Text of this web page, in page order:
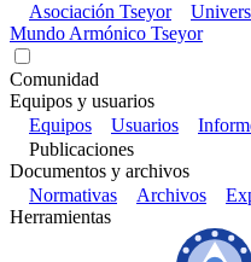
Asociación Tseyor
Mundo Armónico Tseyor
Comunidad
Equipos y usuarios
Equipos
Usuarios
Publicaciones
Documentos y archivos
Normativas
Archivos
Herramientas